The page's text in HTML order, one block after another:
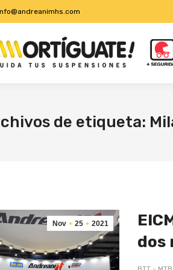
de etiqueta:
Nov 25 2021
dos